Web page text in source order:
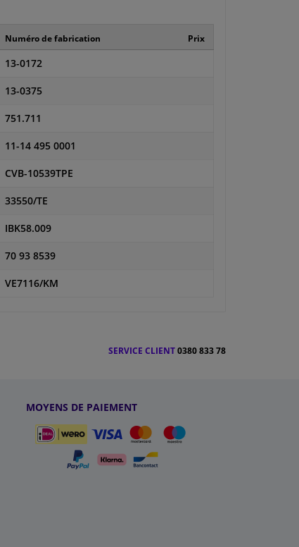
Numéro de fabrication Prix
13-0172
13-0375
751.711
11-14 495 0001
CVB-10539TPE
33550/TE
IBK58.009
70 93 8539
VE7116/KM
SERVICE CLIENT0380 833 78
MOYENS DE PAIEMENT